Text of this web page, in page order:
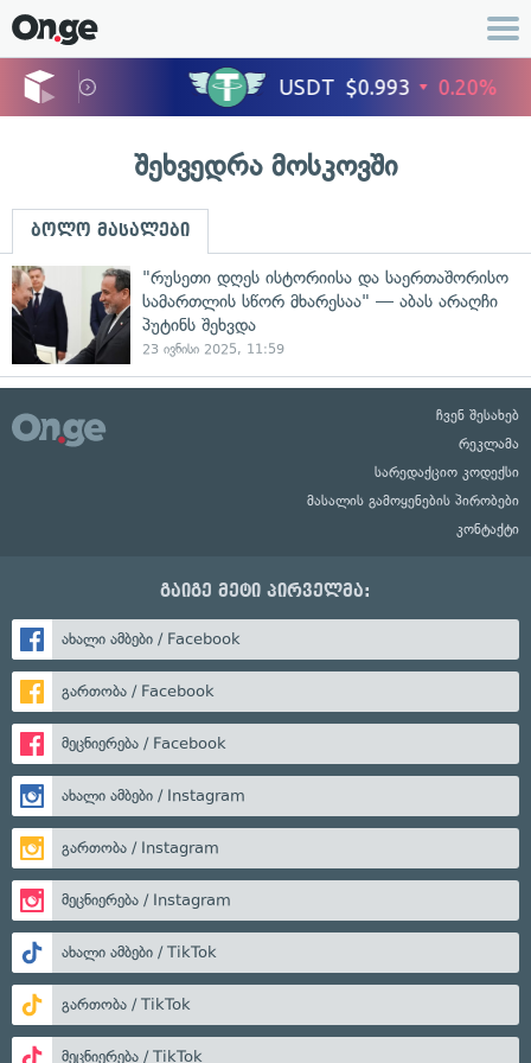
შეხვედრა მოსკოვში
ბოლო მასალები
"რუსეთი დღეს ისტორიისა და საერთაშორისო
სამართლის სწორ მხარესაა" — აბას არაღჩი
პუტინს შეხვდა
23 ივნისი 2025, 11:59
ჩვენ შესახებ
რეკლამა
სარედაქციო კოდექსი
მასალის გამოყენების პირობები
კონტაქტი
გაიგე მეტი პირველმა:
ახალი ამბები / Facebook
გართობა / Facebook
მეცნიერება / Facebook
ახალი ამბები / Instagram
გართობა / Instagram
მეცნიერება / Instagram
ახალი ამბები / TikTok
გართობა / TikTok
მეცნიერება / TikTok